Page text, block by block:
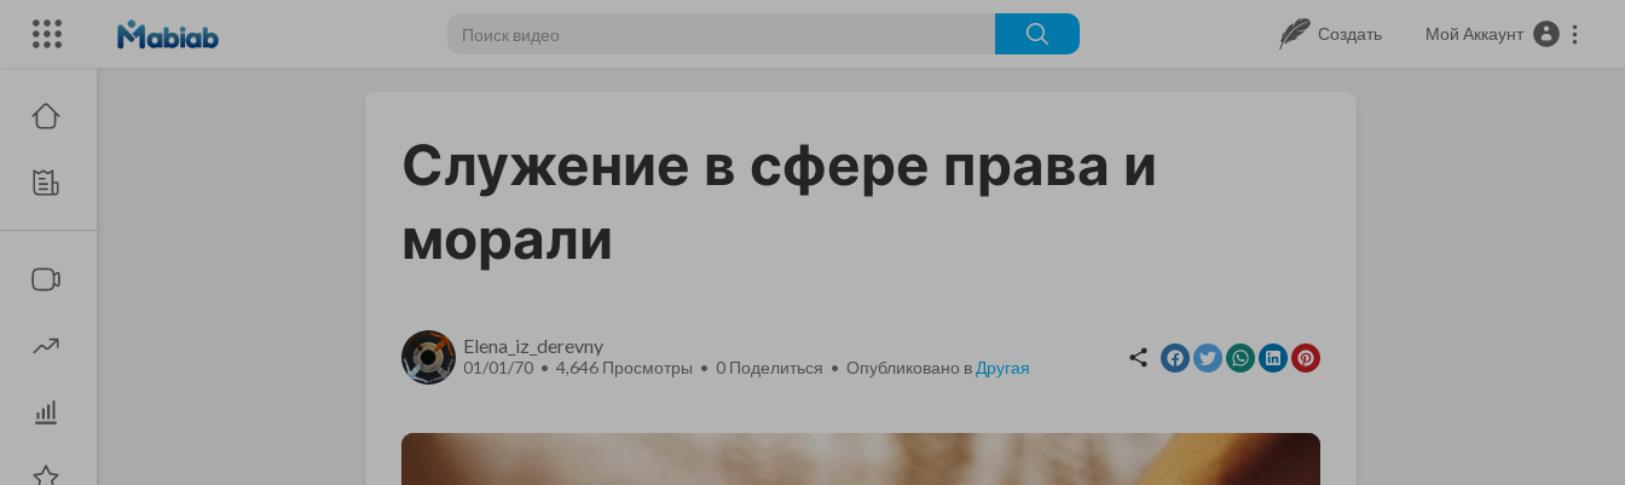
Создать Мой Аккаунт
Служение в сфере права и
морали
Elena_iz_derevny
01/01/70 • 4,646 Просмотры • 0 Поделиться • Опубликовано в Другая